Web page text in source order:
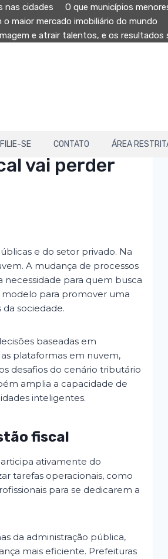
nas cidades
O que municípios
maior mercado imobiliário do mundo
e atrair talentos, e os resultados
FILIE-SE CONTATO ÁREA
vai perder
e do setor privado. Na
A mudança de processos
necessidade para quem busca
modelo para promover uma
sociedade.
baseadas em
plataformas em nuvem,
desafios do cenário tributário
amplia a capacidade de
inteligentes.
fiscal
ativamente do
tarefas operacionais, como
para se dedicarem a
da administração pública,
mais eficiente. Prefeituras